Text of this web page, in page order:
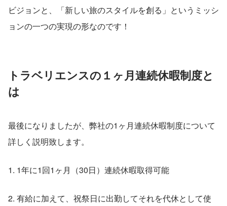
ビジョンと、「新しい旅のスタイルを創る」というミッシ
ョンの一つの実現の形なのです！
トラベリエンスの１ヶ月連続休暇制度と
は
最後になりましたが、弊社の1ヶ月連続休暇制度について
詳しく説明致します。
1. 1年に1回1ヶ月（30日）連続休暇取得可能
2. 有給に加えて、祝祭日に出勤してそれを代休として使